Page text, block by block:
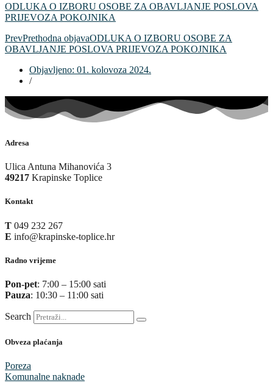
ODLUKA O IZBORU OSOBE ZA OBAVLJANJE POSLOVA
PRIJEVOZA POKOJNIKA
PrevPrethodna objavaODLUKA O IZBORU OSOBE ZA
OBAVLJANJE POSLOVA PRIJEVOZA POKOJNIKA
Objavljeno: 01. kolovoza 2024.
/
Adresa
Ulica Antuna Mihanovića 3
49217 Krapinske Toplice
Kontakt
T 049 232 267
E info@krapinske-toplice.hr
Radno vrijeme
Pon-pet: 7:00 – 15:00 sati
Pauza: 10:30 – 11:00 sati
Search
Obveza plaćanja
Poreza
Komunalne naknade